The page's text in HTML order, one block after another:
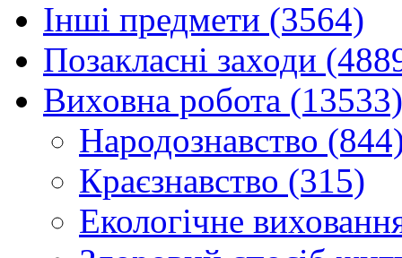
Інші предмети (3564)
Позакласні заходи
Виховна робота (13533)
Народознавство
Краєзнавство (315)
Екологічне